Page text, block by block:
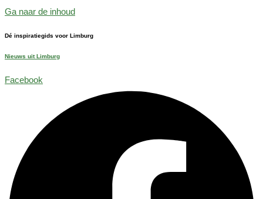
Ga naar de inhoud
Dé inspiratiegids voor Limburg
Nieuws uit Limburg
Facebook